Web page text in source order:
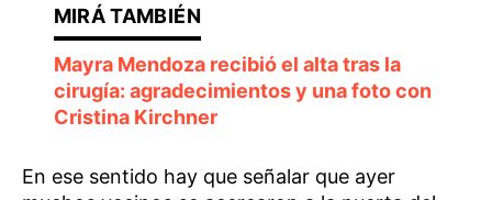
Mayra Mendoza recibió el alta tras la
cirugía: agradecimientos y una foto con
Cristina Kirchner
En ese sentido hay que señalar que ayer